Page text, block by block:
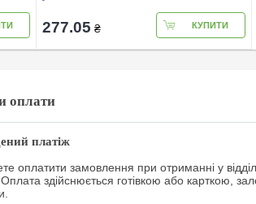
277.05 ₴ КУПИТИ
оплати
платіж
оплатити замовлення при отриманні у
Оплата здійснюється готівкою або карткою,